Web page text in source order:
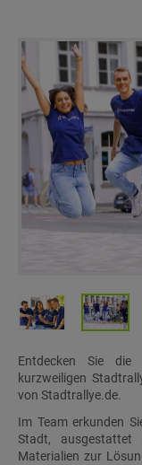
Entdecken Sie die
kurzweiligen
von Stadtrallye.de.
Im Team erkunden
Stadt, ausgestattet
Materialien zur